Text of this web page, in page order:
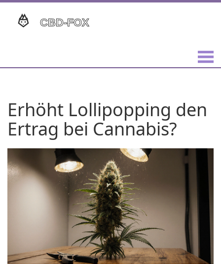
Erhöht Lollipopping den
Ertrag bei Cannabis?